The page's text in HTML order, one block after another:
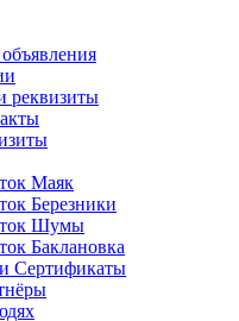
реквизиты
Маяк
Березники
Шумы
Баклановка
Сертификаты